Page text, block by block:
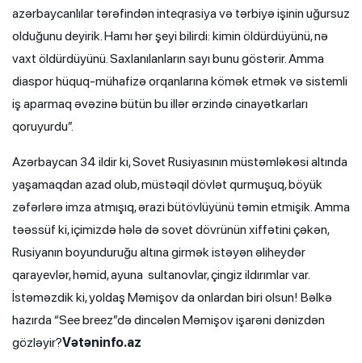
azərbaycanlılar tərəfindən inteqrasiya və tərbiyə işinin uğursuz
olduğunu deyirik. Hamı hər şeyi bilirdi: kimin öldürdüyünü, nə
vaxt öldürdüyünü. Saxlanılanların sayı bunu göstərir. Amma
diaspor hüquq-mühafizə orqanlarına kömək etmək və sistemli
iş aparmaq əvəzinə bütün bu illər ərzində cinayətkarları
qoruyurdu”.
Azərbaycan 34 ildir ki, Sovet Rusiyasının müstəmləkəsi altında
yaşamaqdan azad olub, müstəqil dövlət qurmuşuq, böyük
zəfərlərə imza atmışıq, ərazi bütövlüyünü təmin etmişik. Amma
təəssüf ki, içimizdə hələ də sovet dövrünün xiffətini çəkən,
Rusiyanın boyunduruğu altına girmək istəyən əliheydər
qarayevlər, həmid, ayuna sultanovlar, çingiz ildırımlar var.
İstəməzdik ki, yoldaş Məmişov da onlardan biri olsun! Bəlkə
hazırda “See breez”də dincələn Məmişov işarəni dənizdən
gözləyir?Vətəninfo.az